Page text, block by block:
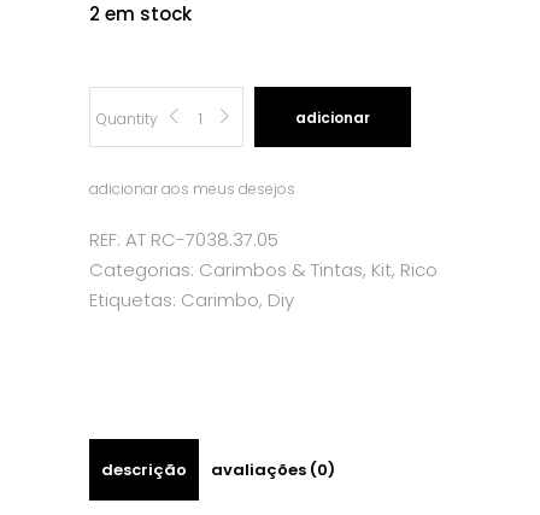
2 em stock
Set
Carimbos
-
Alph
quantity
Quantity adicionar
adicionar aos meus desejos
REF: AT RC-7038.37.05
Categorias: Carimbos & Tintas, Kit, Rico
Etiquetas: Carimbo, Diy
descrição avaliações (0)